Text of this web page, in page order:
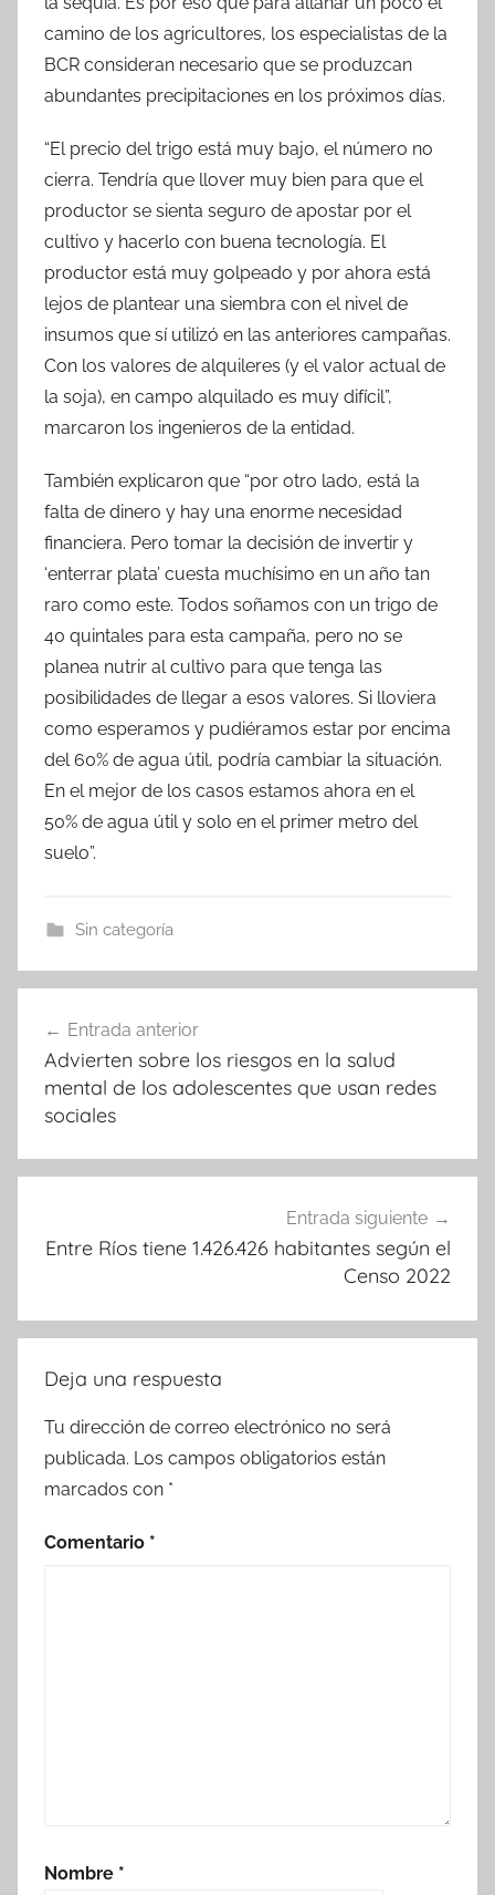
camino de los agricultores, los especialistas de la
BCR consideran necesario que se produzcan
abundantes precipitaciones en los próximos días.
“El precio del trigo está muy bajo, el número no
cierra. Tendría que llover muy bien para que el
productor se sienta seguro de apostar por el
cultivo y hacerlo con buena tecnología. El
productor está muy golpeado y por ahora está
lejos de plantear una siembra con el nivel de
insumos que sí utilizó en las anteriores campañas.
Con los valores de alquileres (y el valor actual de
la soja), en campo alquilado es muy difícil”,
marcaron los ingenieros de la entidad.
También explicaron que “por otro lado, está la
falta de dinero y hay una enorme necesidad
financiera. Pero tomar la decisión de invertir y
‘enterrar plata’ cuesta muchísimo en un año tan
raro como este. Todos soñamos con un trigo de
40 quintales para esta campaña, pero no se
planea nutrir al cultivo para que tenga las
posibilidades de llegar a esos valores. Si lloviera
como esperamos y pudiéramos estar por encima
del 60% de agua útil, podría cambiar la situación.
En el mejor de los casos estamos ahora en el
50% de agua útil y solo en el primer metro del
suelo”.
Sin categoría
de
entradas
Entrada anterior
Advierten sobre los riesgos en la salud
mental de los adolescentes que usan redes
sociales
Entrada siguiente
Entre Ríos tiene 1.426.426 habitantes según el
Censo 2022
Deja una respuesta
Tu dirección de correo electrónico no será
publicada. Los campos obligatorios están
marcados con *
Comentario *
Nombre *